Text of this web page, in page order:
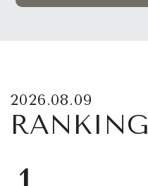
2026.08.09
RANKING